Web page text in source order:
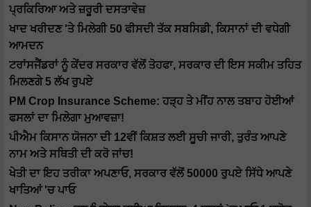
ਪ੍ਰਕਿਰਿਆ ਅਤੇ ਜ਼ਰੂਰੀ ਦਸਤਾਵੇਜ਼
ਖਾਦ ਖਰੀਦਣ 'ਤੇ ਮਿਲੇਗੀ 50 ਫੀਸਦੀ ਤੱਕ ਸਬਸਿਡੀ, ਕਿਸਾਨਾਂ ਦੀ ਵਧੇਗੀ
ਆਮਦਨ
ਟਰਾਂਸਜੈਂਡਰਾਂ ਨੂੰ ਕੇਂਦਰ ਸਰਕਾਰ ਵੱਲੋਂ ਤੋਹਫਾ, ਸਰਕਾਰ ਦੀ ਇਸ ਸਕੀਮ ਤਹਿਤ
ਮਿਲਣਗੇ 5 ਲੱਖ ਰੁਪਏ
PM Crop Insurance Scheme: ਹੜ੍ਹ ਤੇ ਮੀਂਹ ਨਾਲ ਤਬਾਹ ਹੋਈਆਂ
ਫਸਲਾਂ ਦਾ ਮਿਲੇਗਾ ਮੁਆਵਜ਼ਾ!
ਪੀਐਮ ਕਿਸਾਨ ਯੋਜਨਾ ਦੀ 12ਵੀਂ ਕਿਸ਼ਤ ਲਈ ਸੂਚੀ ਜਾਰੀ, ਤੁਰੰਤ ਆਪਣੇ
ਨਾਮ ਅਤੇ ਸਥਿਤੀ ਦੀ ਕਰੋ ਜਾਂਚ!
ਖੇਤੀ ਦਾ ਇਹ ਤਰੀਕਾ ਅਪਣਾਓ, ਸਰਕਾਰ ਵੱਲੋਂ 50000 ਰੁਪਏ ਸਿੱਧੇ ਆਪਣੇ
ਖਾਤਿਆਂ 'ਚ ਪਾਓ